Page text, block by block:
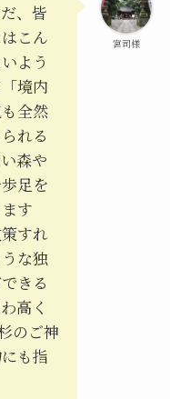
宮司様
、皆
こん
よう
境内
全然
れる
森や
足を
す
すれ
な独
きる
高く
のご神
も指